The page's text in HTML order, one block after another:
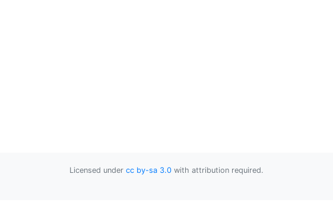
Licensed under cc by-sa 3.0 with attribution required.